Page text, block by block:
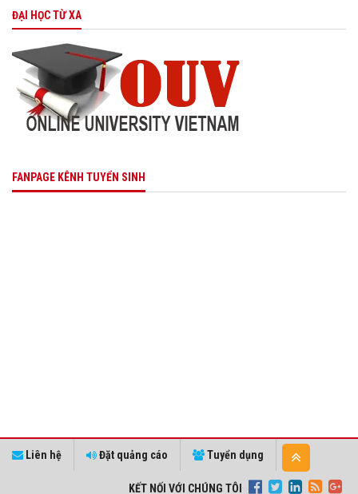
ĐẠI HỌC TỪ XA
FANPAGE KÊNH TUYỂN SINH
Liên hệ Đặt quảng cáo Tuyển dụng
KẾT NỐI VỚI CHÚNG TÔI